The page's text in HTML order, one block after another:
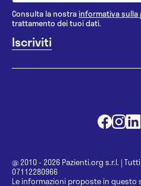
Consulta la nostrainformativa sulla
trattamento dei tuoi dati.
@ 2010 - 2026 Pazienti.org s.r.l. |
07112280966
Le informazioni proposte in